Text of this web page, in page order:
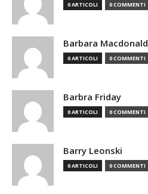
0 ARTICOLI 0 COMMENTI
Barbara Macdonald
0 ARTICOLI 0 COMMENTI
Barbra Friday
0 ARTICOLI 0 COMMENTI
Barry Leonski
0 ARTICOLI 0 COMMENTI